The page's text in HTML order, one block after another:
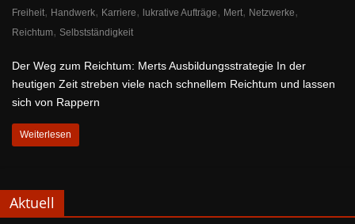
Freiheit, Handwerk, Karriere, lukrative Aufträge, Mert, Netzwerke,
Reichtum, Selbstständigkeit
Der Weg zum Reichtum: Merts Ausbildungsstrategie In der
heutigen Zeit streben viele nach schnellem Reichtum und lassen
sich von Rappern
Weiterlesen
Aktuell